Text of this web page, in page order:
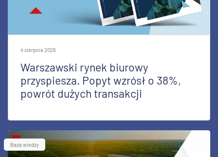
4 sierpnia 2026
Warszawski rynek biurowy
przyspiesza. Popyt wzrósł o 38%,
powrót dużych transakcji
Baza wiedzy